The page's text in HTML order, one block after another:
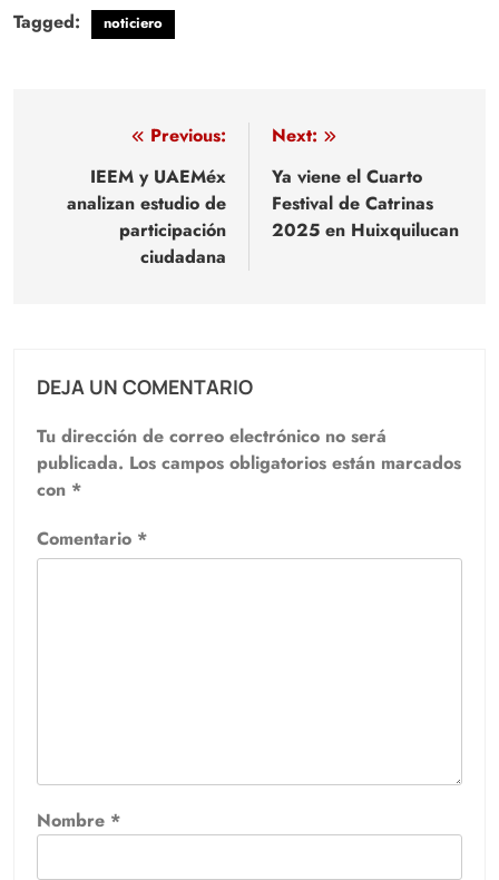
Tagged: noticiero
Navegación
entradas
Previous:
IEEM y UAEMéx
analizan estudio de
participación
ciudadana
Next:
Ya viene el Cuarto
Festival de Catrinas
2025 en Huixquilucan
DEJA UN COMENTARIO
Tu dirección de correo electrónico no será
publicada. Los campos obligatorios están marcados
con *
Comentario *
Nombre *